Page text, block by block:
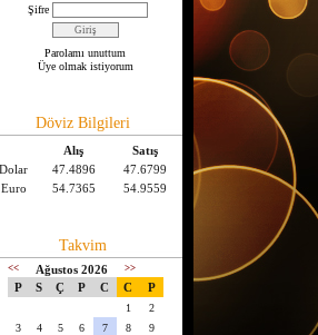
Şifre
Parolamı unuttum
Üye olmak istiyorum
Döviz Bilgileri
Alış
Satış
Dolar
47.4896
47.6799
Euro
54.7365 54.9559
Takvim
<< Ağustos 2026 >>
P S Ç P C C P
1
2
3
4 5 6 7 8
9